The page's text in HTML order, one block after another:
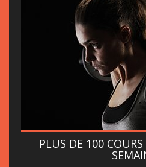
PLUS DE 100